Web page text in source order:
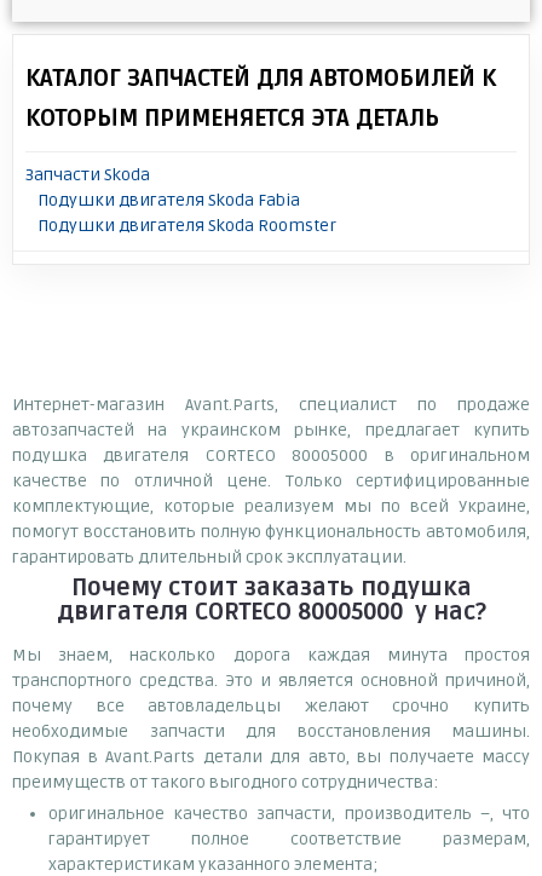
КАТАЛОГ ЗАПЧАСТЕЙ ДЛЯ АВТОМОБИЛЕЙ К
КОТОРЫМ ПРИМЕНЯЕТСЯ ЭТА ДЕТАЛЬ
Запчасти Skoda
Подушки двигателя Skoda Fabia
Подушки двигателя Skoda Roomster
Интернет-магазин Avant.Parts, специалист по продаже
автозапчастей на украинском рынке, предлагает купить
подушка двигателя CORTECO 80005000 в оригинальном
качестве по отличной цене. Только сертифицированные
комплектующие, которые реализуем мы по всей Украине,
помогут восстановить полную функциональность автомобиля,
гарантировать длительный срок эксплуатации.
Почему стоит заказать подушка
двигателя CORTECO 80005000 у нас?
Мы знаем, насколько дорога каждая минута простоя
транспортного средства. Это и является основной причиной,
почему все автовладельцы желают срочно купить
необходимые запчасти для восстановления машины.
Покупая в Avant.Parts детали для авто, вы получаете массу
преимуществ от такого выгодного сотрудничества:
оригинальное качество запчасти, производитель –, что
гарантирует полное соответствие размерам,
характеристикам указанного элемента;